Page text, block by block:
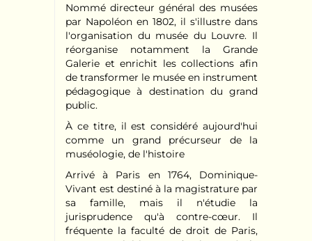
Nommé directeur général des musées
par Napoléon en 1802, il s'illustre dans
l'organisation du musée du Louvre. Il
réorganise notamment la Grande
Galerie et enrichit les collections afin
de transformer le musée en instrument
pédagogique à destination du grand
public.
À ce titre, il est considéré aujourd'hui
comme un grand précurseur de la
muséologie, de l'histoire
Arrivé à Paris en 1764, Dominique-
Vivant est destiné à la magistrature par
sa famille, mais il n'étudie la
jurisprudence qu'à contre-cœur. Il
fréquente la faculté de droit de Paris,